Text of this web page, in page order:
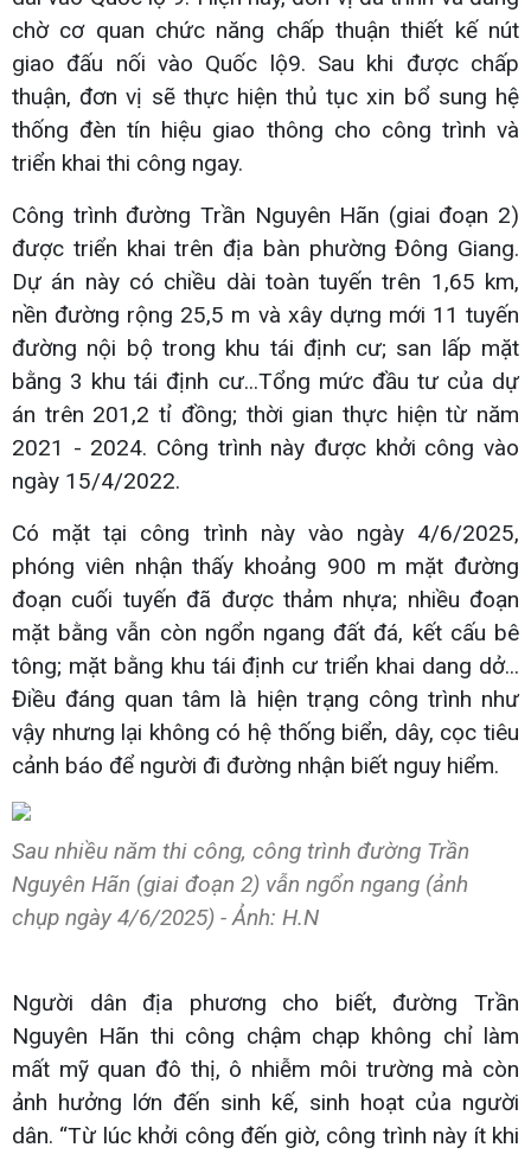
chờ cơ quan chức năng chấp thuận thiết kế nút
giao đấu nối vào Quốc lộ9. Sau khi được chấp
thuận, đơn vị sẽ thực hiện thủ tục xin bổ sung hệ
thống đèn tín hiệu giao thông cho công trình và
triển khai thi công ngay.
Công trình đường Trần Nguyên Hãn (giai đoạn 2)
được triển khai trên địa bàn phường Đông Giang.
Dự án này có chiều dài toàn tuyến trên 1,65 km,
nền đường rộng 25,5 m và xây dựng mới 11 tuyến
đường nội bộ trong khu tái định cư; san lấp mặt
bằng 3 khu tái định cư...Tổng mức đầu tư của dự
án trên 201,2 tỉ đồng; thời gian thực hiện từ năm
2021 - 2024. Công trình này được khởi công vào
ngày 15/4/2022.
Có mặt tại công trình này vào ngày 4/6/2025,
phóng viên nhận thấy khoảng 900 m mặt đường
đoạn cuối tuyến đã được thảm nhựa; nhiều đoạn
mặt bằng vẫn còn ngổn ngang đất đá, kết cấu bê
tông; mặt bằng khu tái định cư triển khai dang dở...
Điều đáng quan tâm là hiện trạng công trình như
vậy nhưng lại không có hệ thống biển, dây, cọc tiêu
cảnh báo để người đi đường nhận biết nguy hiểm.
Sau nhiều năm thi công, công trình đường Trần
Nguyên Hãn (giai đoạn 2) vẫn ngổn ngang (ảnh
chụp ngày 4/6/2025) - Ảnh: H.N
Người dân địa phương cho biết, đường Trần
Nguyên Hãn thi công chậm chạp không chỉ làm
mất mỹ quan đô thị, ô nhiễm môi trường mà còn
ảnh hưởng lớn đến sinh kế, sinh hoạt của người
dân. “Từ lúc khởi công đến giờ, công trình này ít khi